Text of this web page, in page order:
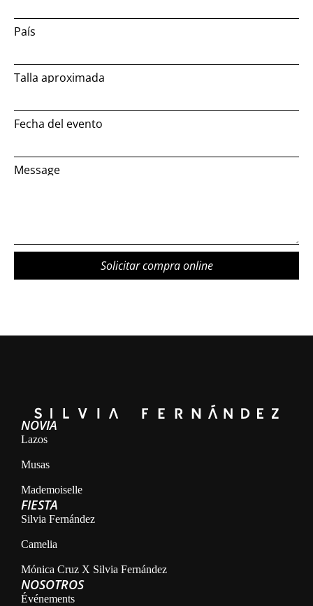
País
Talla aproximada
Fecha del evento
Message
Solicitar compra online
NOVIA
Lazos
Musas
Mademoiselle
FIESTA
Silvia Fernández
Camelia
Mónica Cruz X Silvia Fernández
NOSOTROS
Événements